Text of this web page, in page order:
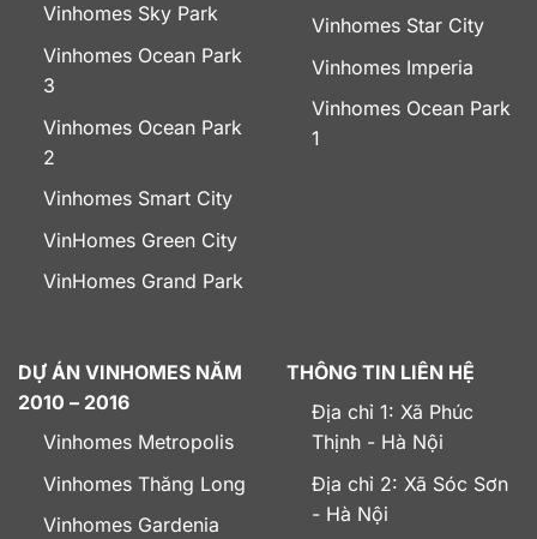
Vinhomes Sky Park
Vinhomes Ocean Park
3
Vinhomes Ocean Park
2
Vinhomes Smart City
VinHomes Green City
VinHomes Grand Park
Vinhomes Star City
Vinhomes Imperia
Vinhomes Ocean Park
1
DỰ ÁN VINHOMES NĂM
2010 – 2016
Vinhomes Metropolis
Vinhomes Thăng Long
Vinhomes Gardenia
THÔNG TIN LIÊN HỆ
Địa chỉ 1: Xã Phúc
Thịnh - Hà Nội
Địa chỉ 2: Xã Sóc Sơn
- Hà Nội